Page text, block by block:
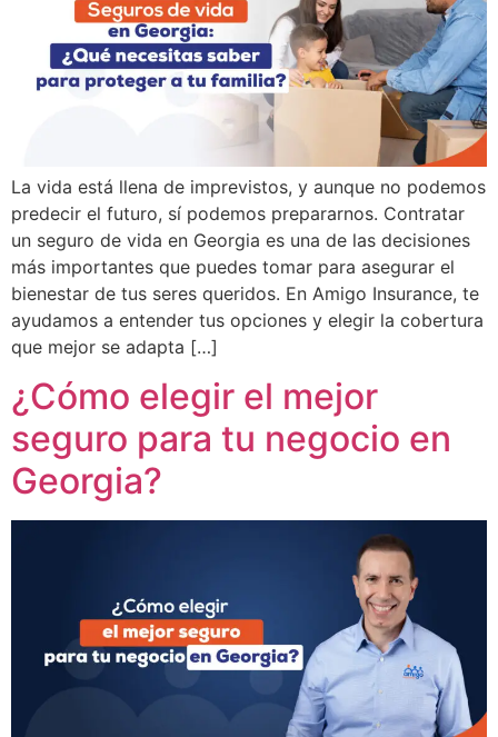
La vida está llena de imprevistos, y aunque no podemos
predecir el futuro, sí podemos prepararnos. Contratar
un seguro de vida en Georgia es una de las decisiones
más importantes que puedes tomar para asegurar el
bienestar de tus seres queridos. En Amigo Insurance, te
ayudamos a entender tus opciones y elegir la cobertura
que mejor se adapta […]
¿Cómo elegir el mejor
seguro para tu negocio en
Georgia?